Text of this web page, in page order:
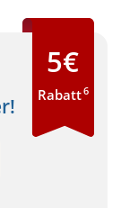
5€
Rabatt6